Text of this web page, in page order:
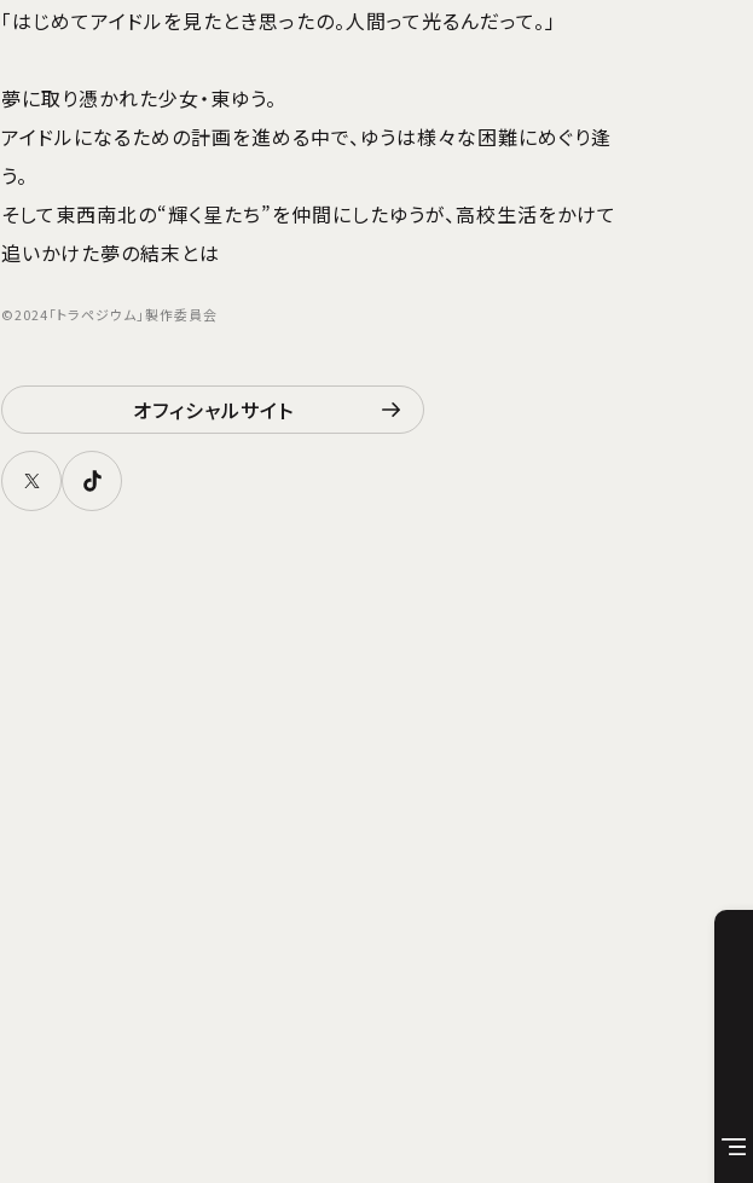
「はじめてアイドルを見たとき思ったの。人間って光るんだって。」
夢に取り憑かれた少女・東ゆう。
アイドルになるための計画を進める中で、ゆうは様々な困難にめぐり逢
う。
そして東西南北の“輝く星たち”を仲間にしたゆうが、高校生活をかけて
追いかけた夢の結末とは――
©2024「トラペジウム」製作委員会
オフィシャルサイト